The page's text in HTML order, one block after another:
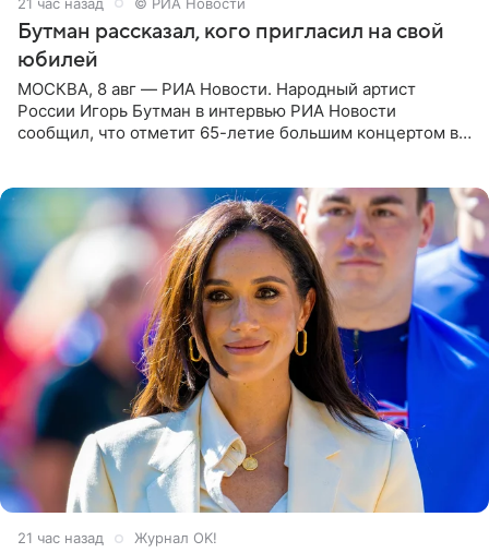
Бутман рассказал, кого пригласил на свой
юбилей
МОСКВА, 8 авг — РИА Новости. Народный артист
России Игорь Бутман в интервью РИА Новости
сообщил, что отметит 65-летие большим концертом в
21 час назад Журнал OK!